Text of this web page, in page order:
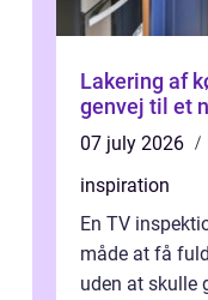
Lakering af
genvej til et
07 july 2026
inspiration
En TV
måde at få
uden at skulle